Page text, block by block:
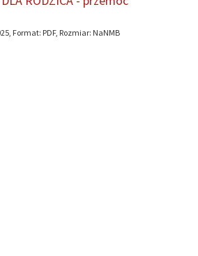
Format: PDF, Rozmiar: NaNMB